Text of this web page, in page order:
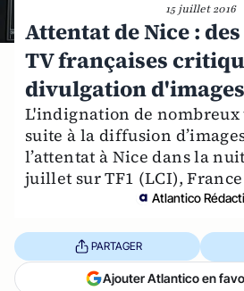
15 juillet 2016
Attentat de Nice :
TV françaises
divulgation
L'indignation de nombreux
suite à la diffusion
l’attentat à Nice dans la
juillet sur TF1 (LCI), France
Atlantico
PARTAGER
Ajouter Atlantico en